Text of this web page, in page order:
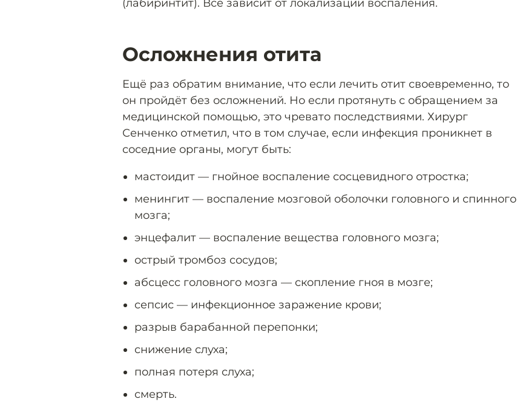
(лабиринтит). Всё зависит от локализации воспаления.
Осложнения отита
Ещё раз обратим внимание, что если лечить отит своевременно, то
он пройдёт без осложнений. Но если протянуть с обращением за
медицинской помощью, это чревато последствиями. Хирург
Сенченко отметил, что в том случае, если инфекция проникнет в
соседние органы, могут быть:
мастоидит — гнойное воспаление сосцевидного отростка;
менингит — воспаление мозговой оболочки головного и спинного
мозга;
энцефалит — воспаление вещества головного мозга;
острый тромбоз сосудов;
абсцесс головного мозга — скопление гноя в мозге;
сепсис — инфекционное заражение крови;
разрыв барабанной перепонки;
снижение слуха;
полная потеря слуха;
смерть.